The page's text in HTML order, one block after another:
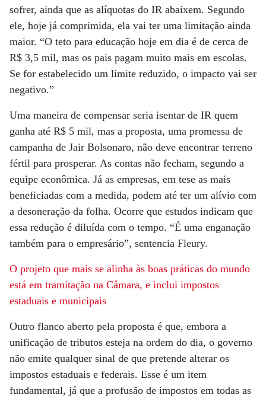
sofrer, ainda que as alíquotas do IR abaixem. Segundo
ele, hoje já comprimida, ela vai ter uma limitação ainda
maior. “O teto para educação hoje em dia é de cerca de
R$ 3,5 mil, mas os pais pagam muito mais em escolas.
Se for estabelecido um limite reduzido, o impacto vai ser
negativo.”
Uma maneira de compensar seria isentar de IR quem
ganha até R$ 5 mil, mas a proposta, uma promessa de
campanha de Jair Bolsonaro, não deve encontrar terreno
fértil para prosperar. As contas não fecham, segundo a
equipe econômica. Já as empresas, em tese as mais
beneficiadas com a medida, podem até ter um alívio com
a desoneração da folha. Ocorre que estudos indicam que
essa redução é diluída com o tempo. “É uma enganação
também para o empresário”, sentencia Fleury.
O projeto que mais se alinha às boas práticas do mundo
está em tramitação na Câmara, e inclui impostos
estaduais e municipais
Outro flanco aberto pela proposta é que, embora a
unificação de tributos esteja na ordem do dia, o governo
não emite qualquer sinal de que pretende alterar os
impostos estaduais e federais. Esse é um item
fundamental, já que a profusão de impostos em todas as